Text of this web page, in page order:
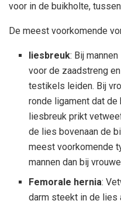
voor in de buikholte,
De meest voorkomende
liesbreuk: Bij
voor de zaadstreng
testikels leiden. Bij
ronde ligament dat de
liesbreuk prikt
de lies bovenaan de
meest voorkomende
mannen dan bij
Femorale hernia:
darm steekt in de lies